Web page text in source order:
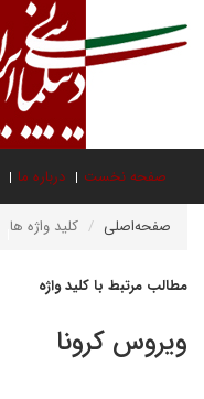
صفحه نخست درباره ما
صفحه‌اصلی کلید واژه ها
مطالب مرتبط با کلید واژه
ویروس کرونا